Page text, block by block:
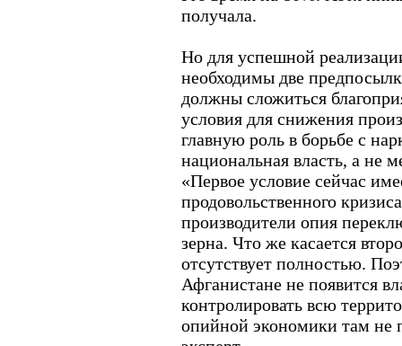
получала.
Но для успешной
необходимы две
должны сложиться
условия для снижения
главную роль в борьбе с
национальная власть, а не
«Первое условие сейчас
продовольственного
производители опия
зерна. Что же касается
отсутствует полностью.
Афганистане не появится
контролировать всю
опийной экономики там не